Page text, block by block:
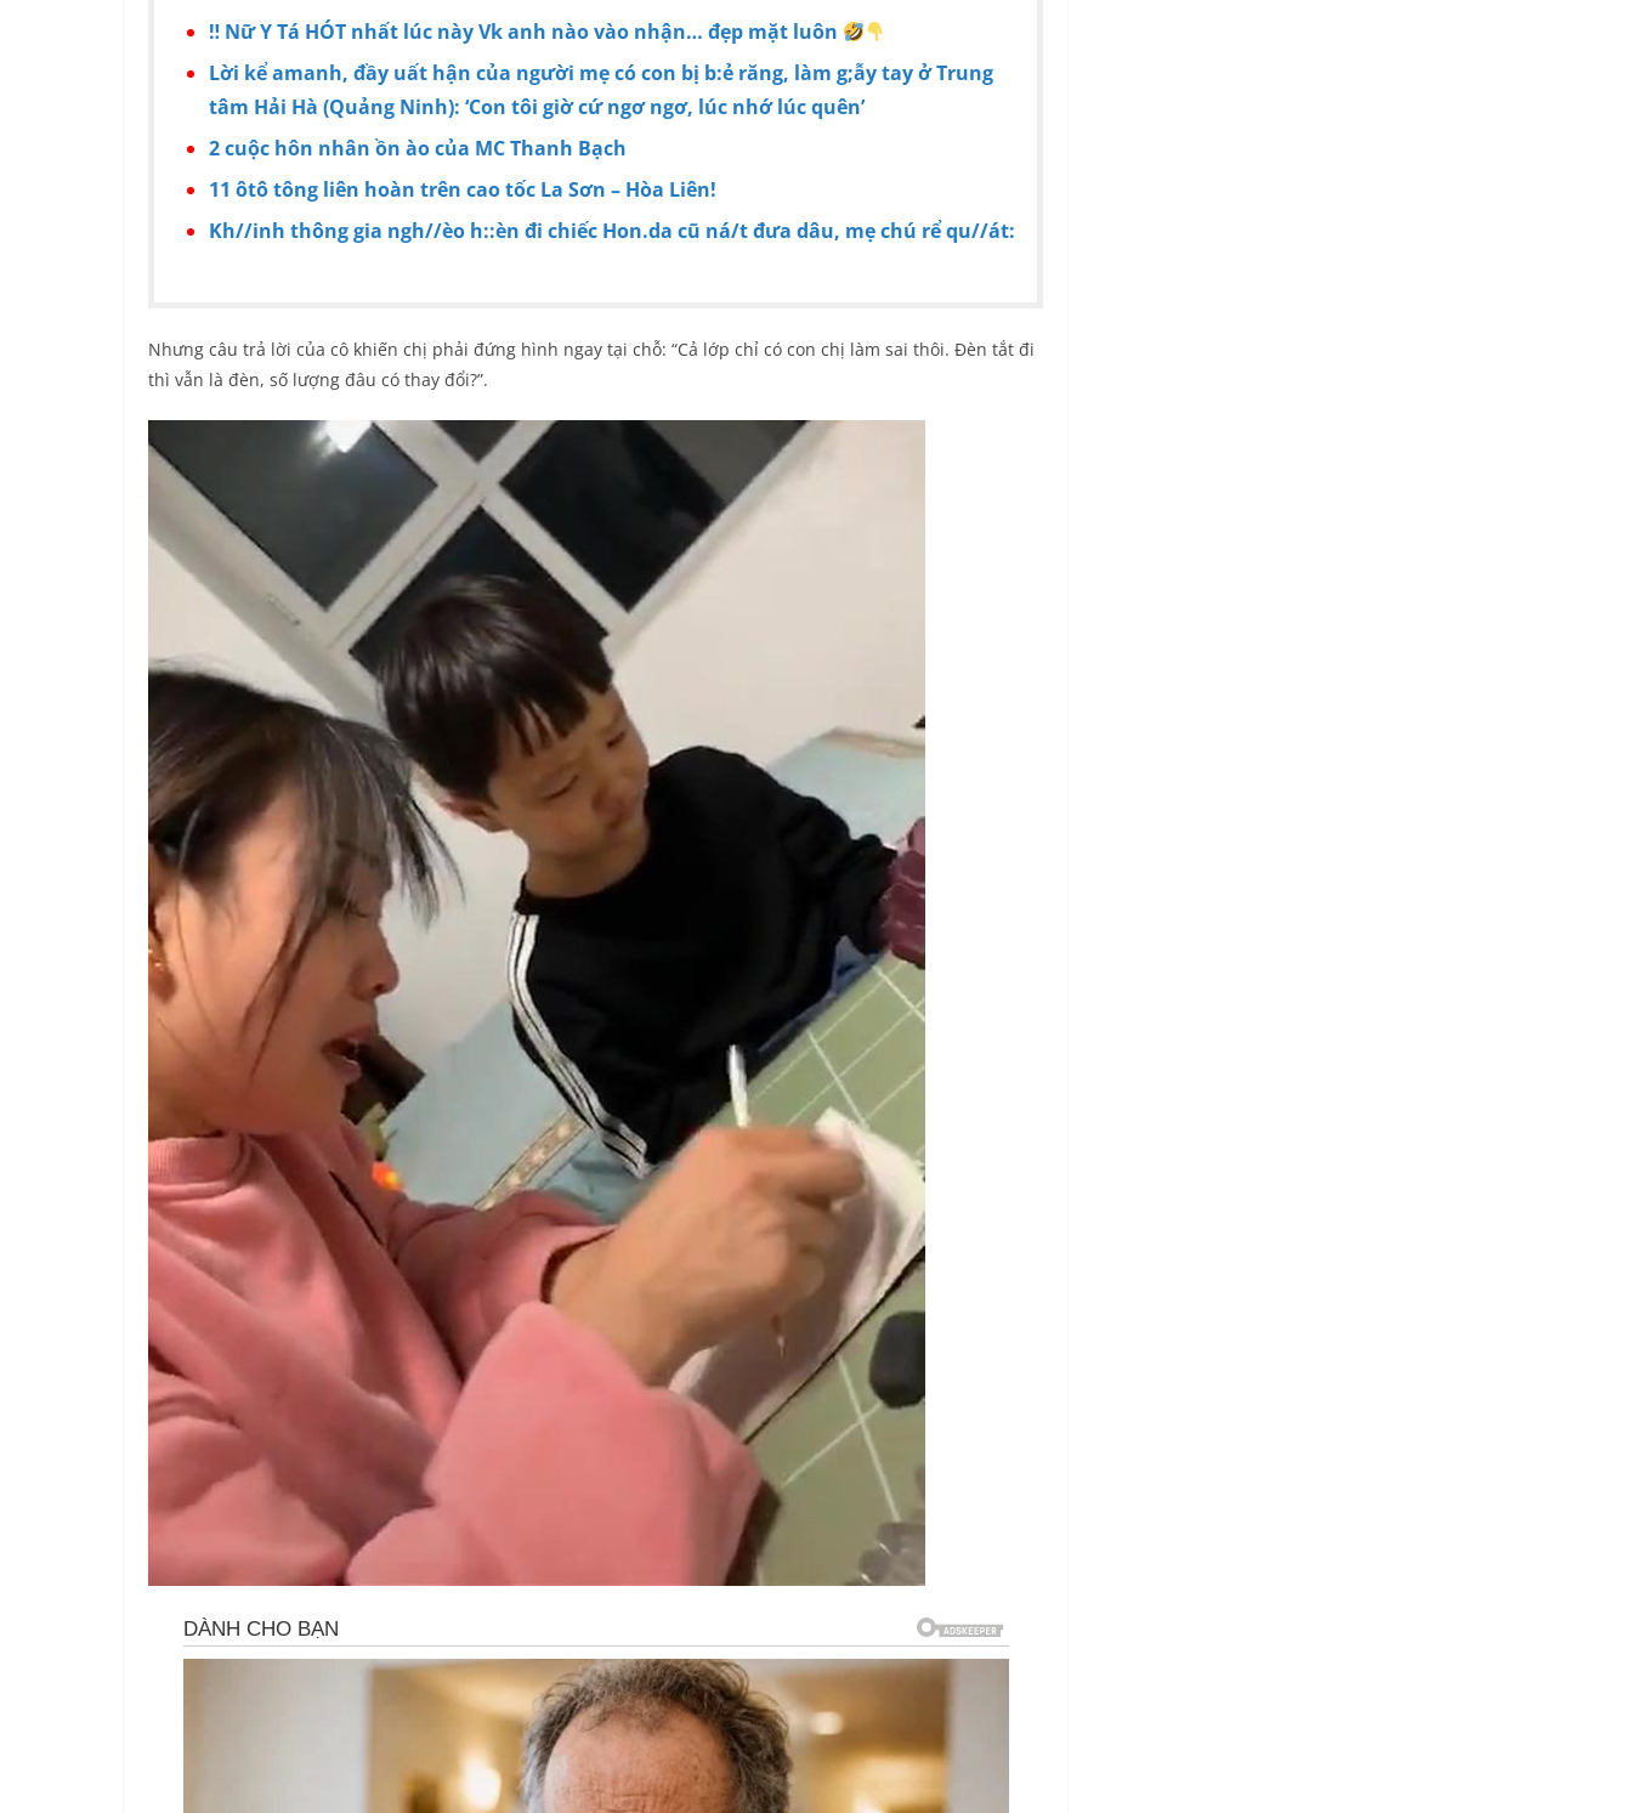
‼ Nữ Y Tá HÓT nhất lúc này Vk anh nào vào nhận… đẹp mặt luôn
Lời kể amanh, đầy uất hận của người mẹ có con bị b:ẻ răng, làm g;ẫy tay ở Trung
tâm Hải Hà (Quảng Ninh): ‘Con tôi giờ cứ ngơ ngơ, lúc nhớ lúc quên’
2 cuộc hôn nhân ồn ào của MC Thanh Bạch
11 ôtô tông liên hoàn trên cao tốc La Sơn – Hòa Liên!
Kh//inh thông gia ngh//èo h::èn đi chiếc Hon.da cũ ná/t đưa dâu, mẹ chú rể qu//át:
Nhưng câu trả lời của cô khiến chị phải đứng hình ngay tại chỗ: “Cả lớp chỉ có con chị làm sai thôi. Đèn tắt đi
thì vẫn là đèn, số lượng đâu có thay đổi?”.